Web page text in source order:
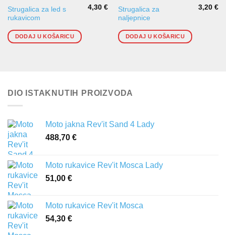
Strugalica za led s
rukavicom
4,30€
DODAJ U KOŠARICU
Strugalica za
naljepnice
3,20€
DODAJ U KOŠARICU
DIO ISTAKNUTIH PROIZVODA
Moto jakna Rev'it Sand 4 Lady
488,70 €
Moto rukavice Rev'it Mosca Lady
51,00 €
Moto rukavice Rev'it Mosca
54,30 €